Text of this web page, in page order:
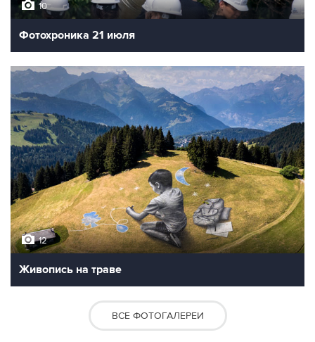
10
Фотохроника 21 июля
12
Живопись на траве
ВСЕ ФОТОГАЛЕРЕИ